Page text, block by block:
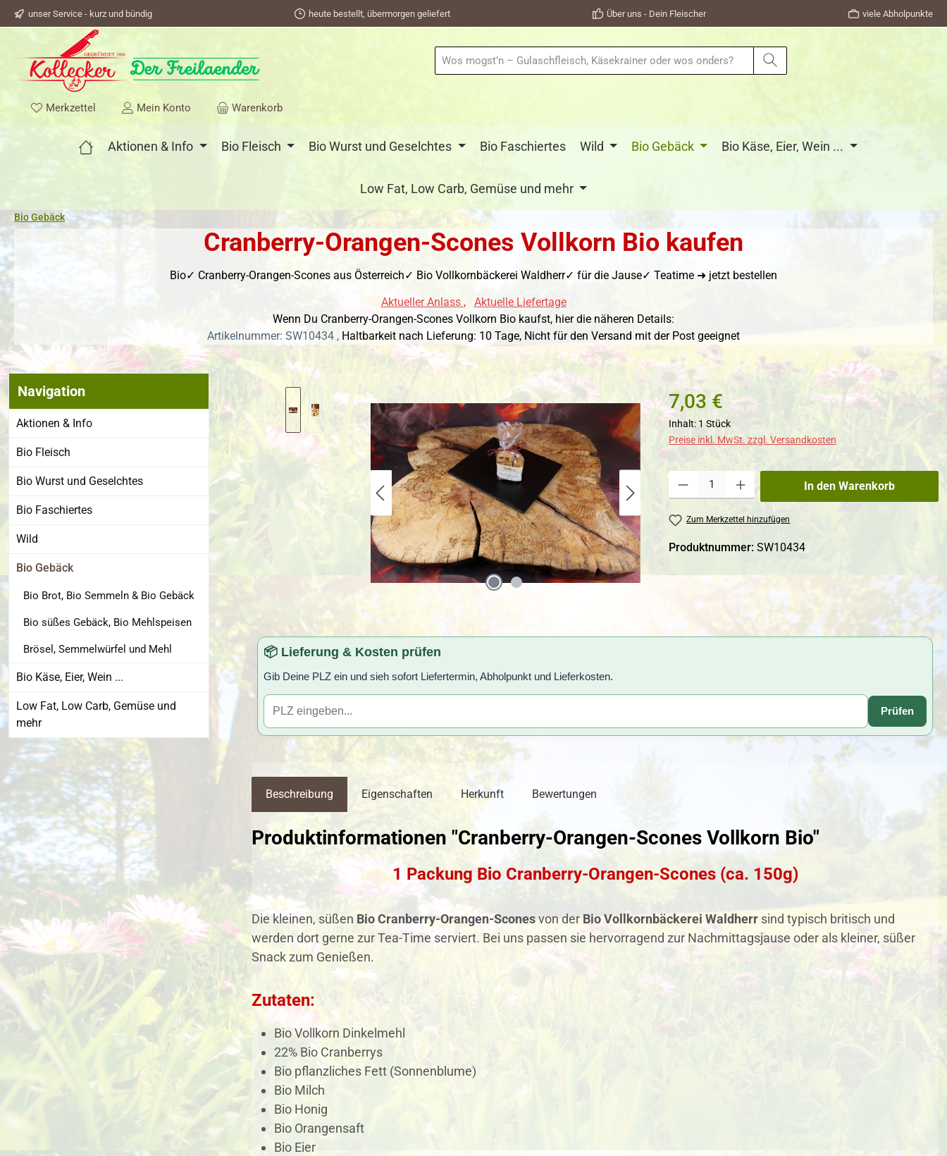
Zur Hauptnavigation springen
unser Service - kurz und bündig heute bestellt, übermorgen geliefert Über uns - Dein Fleischer viele Abholpunkte
Merkzettel Du hast 0 Produkte auf dem Merkzettel
Mein Konto Warenkorb
Aktionen & Info Bio Fleisch Bio Wurst und Geselchtes Bio Faschiertes Wild Bio Gebäck Bio Käse, Eier, Wein ...
Low Fat, Low Carb, Gemüse und mehr
Bio Gebäck
Cranberry-Orangen-Scones Vollkorn Bio kaufen
Bio✓ Cranberry-Orangen-Scones aus Österreich✓ Bio Vollkornbäckerei Waldherr✓ für die Jause✓ Teatime ➜ jetzt bestellen
Aktueller Anlass ,
Aktuelle Liefertage
Wenn Du Cranberry-Orangen-Scones Vollkorn Bio kaufst, hier die näheren Details:
Artikelnummer: SW10434 , Haltbarkeit nach Lieferung: 10 Tage, Nicht für den Versand mit der Post geeignet
Navigation
Aktionen & Info
Bio Fleisch
Bio Wurst und Geselchtes
Bio Faschiertes
Wild
Bio Gebäck
Bio Brot, Bio Semmeln & Bio Gebäck
Bio süßes Gebäck, Bio Mehlspeisen
Brösel, Semmelwürfel und Mehl
Bio Käse, Eier, Wein ...
Low Fat, Low Carb, Gemüse und
mehr
Bildergalerie überspringen 7,03 €
Inhalt: 1 Stück
Preise inkl. MwSt. zzgl. Versandkosten
In den Warenkorb
Zum Merkzettel hinzufügen
Produktnummer:SW10434
📦 Lieferung & Kosten prüfen
Gib Deine PLZ ein und sieh sofort Liefertermin, Abholpunkt und Lieferkosten.
Prüfen
Beschreibung Eigenschaften Herkunft Bewertungen
Produktinformationen "Cranberry-Orangen-Scones Vollkorn Bio"
1 Packung Bio Cranberry-Orangen-Scones (ca. 150g)
Die kleinen, süßen Bio Cranberry-Orangen-Sconesvon derBio Vollkornbäckerei Waldherr sind typisch britisch und
werden dort gerne zur Tea-Time serviert. Bei uns passen sie hervorragend zur Nachmittagsjause oder als kleiner, süßer
Snack zum Genießen.
Zutaten:
Bio Vollkorn Dinkelmehl
22% Bio Cranberrys
Bio pflanzliches Fett (Sonnenblume)
Bio Milch
Bio Honig
Bio Orangensaft
Bio Eier